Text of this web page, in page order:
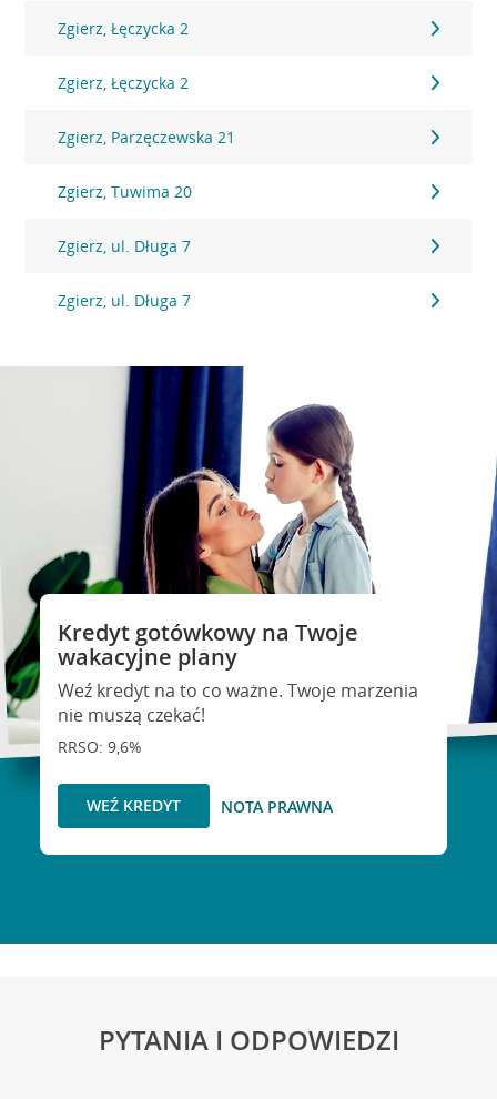
Zgierz, Łęczycka 2
Zgierz, Łęczycka 2
Zgierz, Parzęczewska 21
Zgierz, Tuwima 20
Zgierz, ul. Długa 7
Zgierz, ul. Długa 7
Kredyt gotówkowy na Twoje
wakacyjne plany
Weź kredyt na to co ważne. Twoje marzenia
nie muszą czekać!
RRSO: 9,6%
WEŹ KREDYT NOTA PRAWNA
PYTANIA I ODPOWIEDZI